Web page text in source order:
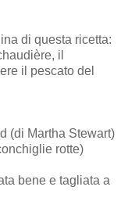
di questa ricetta:
il
il pescato del
(di Martha Stewart)
rotte)
bene e tagliata a